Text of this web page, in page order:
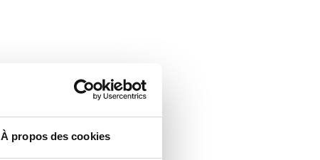
À propos des cookies